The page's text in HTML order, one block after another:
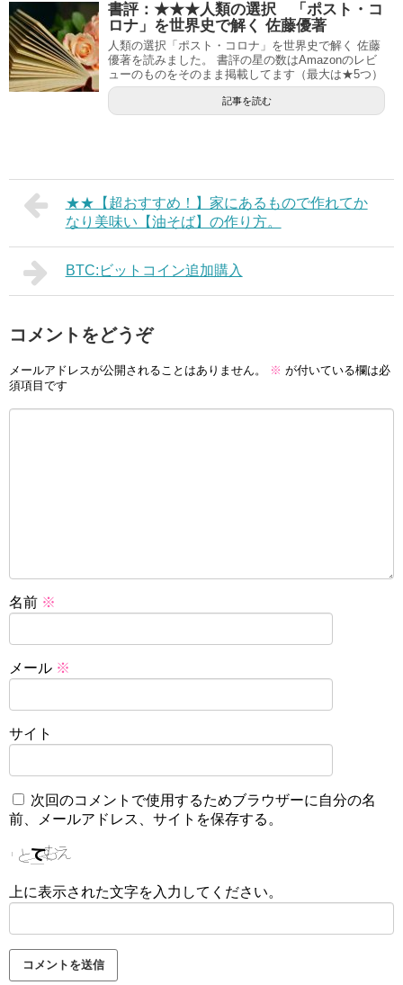
書評：★★★人類の選択 「ポスト・コ
ロナ」を世界史で解く 佐藤優著
人類の選択「ポスト・コロナ」を世界史で解く 佐藤
優著を読みました。 書評の星の数はAmazonのレビ
ューのものをそのまま掲載してます（最大は★5つ）
記事を読む
★★【超おすすめ！】家にあるもので作れてか
なり美味い【油そば】の作り方。
BTC:ビットコイン追加購入
コメントをどうぞ
メールアドレスが公開されることはありません。 ※ が付いている欄は必
須項目です
名前 ※
メール ※
サイト
次回のコメントで使用するためブラウザーに自分の名
前、メールアドレス、サイトを保存する。
上に表示された文字を入力してください。